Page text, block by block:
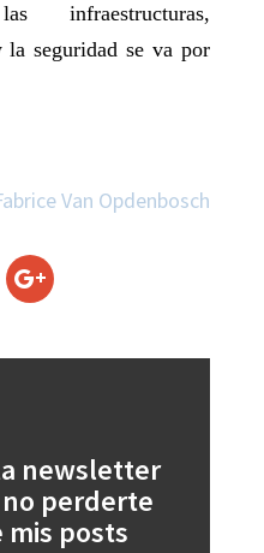
infraestructuras,
la seguridad se va por
Van Opdenbosch
newsletter
perderte
mis posts